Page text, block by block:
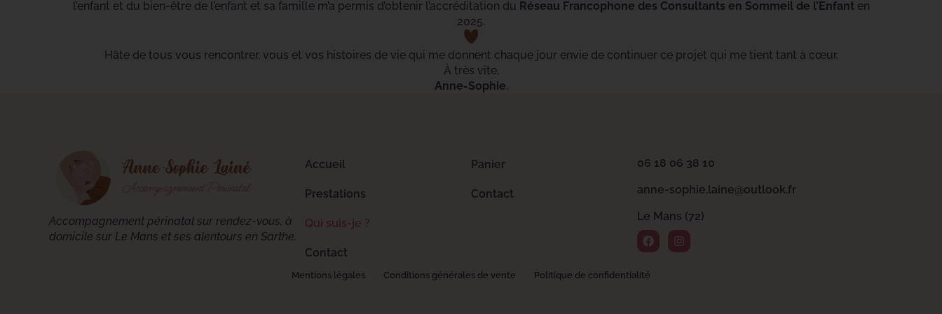
l’enfant et du bien-être de l’enfant et sa famille m’a permis d’obtenir l’accréditation du Réseau Francophone des Consultants en Sommeil de l’Enfanten
2025.
Hâte de tous vous rencontrer, vous et vos histoires de vie qui me donnent chaque jour envie de continuer ce projet qui me tient tant à cœur.
À très vite,
Anne-Sophie.
Accompagnement périnatal sur rendez-vous, à
domicile sur Le Mans et ses alentours en Sarthe.
Accueil
Prestations
Qui suis-je ?
Contact
Panier
Contact
06 18 06 38 10
anne-sophie.laine@outlook.fr
Le Mans (72)
Mentions légales Conditions générales de vente Politique de confidentialité